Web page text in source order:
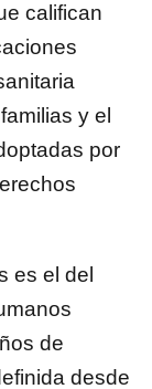
califican
y el
por
es el del
de
desde